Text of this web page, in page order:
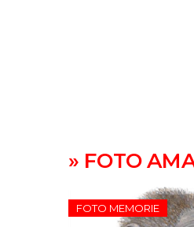
» FOTO
FOTO MEMORIE